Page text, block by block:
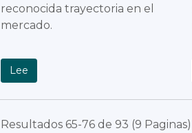
reconocida trayectoria en el
mercado.
Lee
Resultados 65-76 de 93 (9 Paginas)